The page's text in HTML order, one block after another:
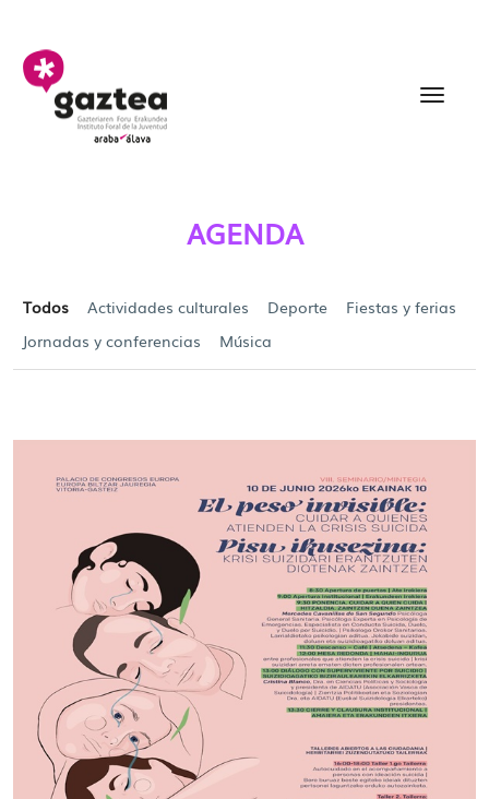
Saltar al contenido principal
AGENDA
Todos Actividades culturales Deporte
Fiestas y ferias
Jornadas y conferencias
Música